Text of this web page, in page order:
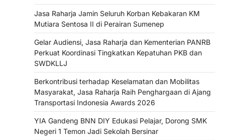
Jasa Raharja Jamin Seluruh Korban Kebakaran KM
Mutiara Sentosa II di Perairan Sumenep
Gelar Audiensi, Jasa Raharja dan Kementerian PANRB
Perkuat Koordinasi Tingkatkan Kepatuhan PKB dan
SWDKLLJ
Berkontribusi terhadap Keselamatan dan Mobilitas
Masyarakat, Jasa Raharja Raih Penghargaan di Ajang
Transportasi Indonesia Awards 2026
YIA Gandeng BNN DIY Edukasi Pelajar, Dorong SMK
Negeri 1 Temon Jadi Sekolah Bersinar